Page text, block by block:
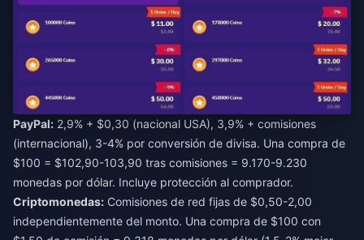
PayPal: 2,9% + $0,30 (nacional USA), 3,9% + comisiones
(internacional), 3-4% por conversión de divisa. Una compra de
$100 = $102,90-103,90 tras comisiones = 9.170-9.230
monedas por dólar. Incluye protección al comprador.
Criptomonedas: Comisiones de red fijas de $0,50-2,00
independientemente del monto. Una compra de $100 con